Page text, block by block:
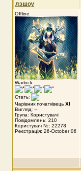
лэшоу
Offline
Warlock
Стать:
Чарівник початківець XI
Вигляд: --
Група: Користувачі
Повідомлень: 210
Користувач №: 22278
Реєстрація: 26-October 06